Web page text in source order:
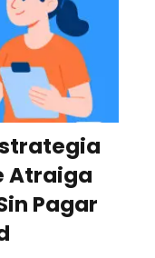
Atraiga
Pagar